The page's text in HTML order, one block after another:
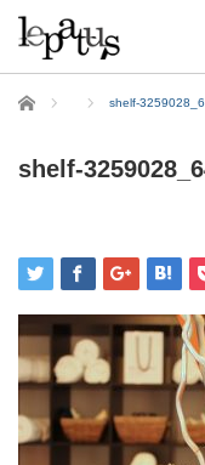
ホーム shelf-
shelf-